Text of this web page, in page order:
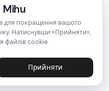
для покращення вашого
Натиснувши «Прийняти»,
файлів cookie.
Прийняти